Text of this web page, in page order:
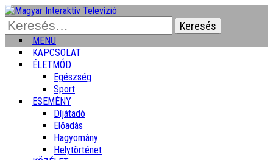
Keresés:
MENU
KAPCSOLAT
ÉLETMÓD
Egészség
Sport
ESEMÉNY
Díjátadó
Előadás
Hagyomány
Helytörténet